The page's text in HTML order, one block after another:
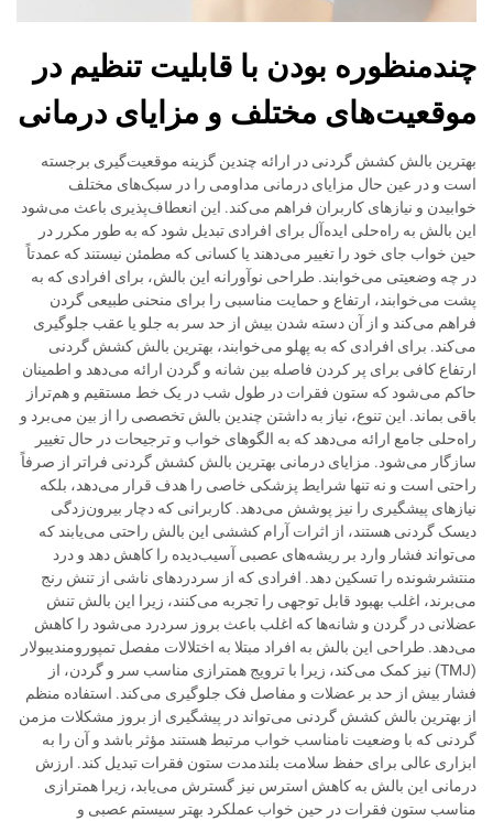
چندمنظوره بودن با قابلیت تنظیم در
موقعیت‌های مختلف و مزایای درمانی
بهترین بالش کشش گردنی در ارائه چندین گزینه موقعیت‌گیری برجسته
است و در عین حال مزایای درمانی مداومی را در سبک‌های مختلف
خوابیدن و نیازهای کاربران فراهم می‌کند. این انعطاف‌پذیری باعث می‌شود
این بالش به راه‌حلی ایده‌آل برای افرادی تبدیل شود که به طور مکرر در
حین خواب جای خود را تغییر می‌دهند یا کسانی که مطمئن نیستند که عمدتاً
در چه وضعیتی می‌خوابند. طراحی نوآورانه این بالش، برای افرادی که به
پشت می‌خوابند، ارتفاع و حمایت مناسبی را برای منحنی طبیعی گردن
فراهم می‌کند و از آن دسته شدن بیش از حد سر به جلو یا عقب جلوگیری
می‌کند. برای افرادی که به پهلو می‌خوابند، بهترین بالش کشش گردنی
ارتفاع کافی برای پر کردن فاصله بین شانه و گردن ارائه می‌دهد و اطمینان
حاکم می‌شود که ستون فقرات در طول شب در یک خط مستقیم و هم‌تراز
باقی بماند. این تنوع، نیاز به داشتن چندین بالش تخصصی را از بین می‌برد و
راه‌حلی جامع ارائه می‌دهد که به الگوهای خواب و ترجیحات در حال تغییر
سازگار می‌شود. مزایای درمانی بهترین بالش کشش گردنی فراتر از صرفاً
راحتی است و نه تنها شرایط پزشکی خاصی را هدف قرار می‌دهد، بلکه
نیازهای پیشگیری را نیز پوشش می‌دهد. کاربرانی که دچار بیرون‌زدگی
دیسک گردنی هستند، از اثرات آرام کششی این بالش راحتی می‌یابند که
می‌تواند فشار وارد بر ریشه‌های عصبی آسیب‌دیده را کاهش دهد و درد
منتشرشونده را تسکین دهد. افرادی که از سردردهای ناشی از تنش رنج
می‌برند، اغلب بهبود قابل توجهی را تجربه می‌کنند، زیرا این بالش تنش
عضلانی در گردن و شانه‌ها که اغلب باعث بروز سردرد می‌شود را کاهش
می‌دهد. طراحی این بالش به افراد مبتلا به اختلالات مفصل تمپورومندیبولار
(TMJ) نیز کمک می‌کند، زیرا با ترویج همترازی مناسب سر و گردن، از
فشار بیش از حد بر عضلات و مفاصل فک جلوگیری می‌کند. استفاده منظم
از بهترین بالش کشش گردنی می‌تواند در پیشگیری از بروز مشکلات مزمن
گردنی که با وضعیت نامناسب خواب مرتبط هستند مؤثر باشد و آن را به
ابزاری عالی برای حفظ سلامت بلندمدت ستون فقرات تبدیل کند. ارزش
درمانی این بالش به کاهش استرس نیز گسترش می‌یابد، زیرا همترازی
مناسب ستون فقرات در حین خواب عملکرد بهتر سیستم عصبی و